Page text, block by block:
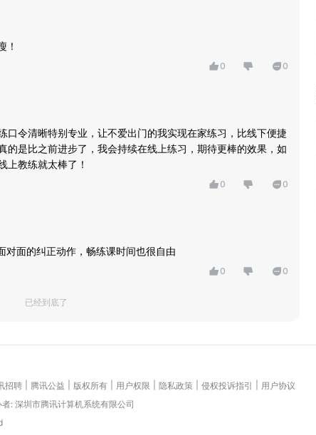
！
0 0
口令清晰特别专业，让不爱出门的我实现在家练习，比线下便捷
的是比之前进步了，我会持续在线上练习，期待更棒的效果，如
上教练就太棒了！
0 0
面的纠正动作，畅练课时间也很自由
0 0
已经到底了
招聘 腾讯公益 版权所有 用户权限 隐私政策 侵权投诉指引
用户协议
者: 深圳市腾讯计算机系统有限公司